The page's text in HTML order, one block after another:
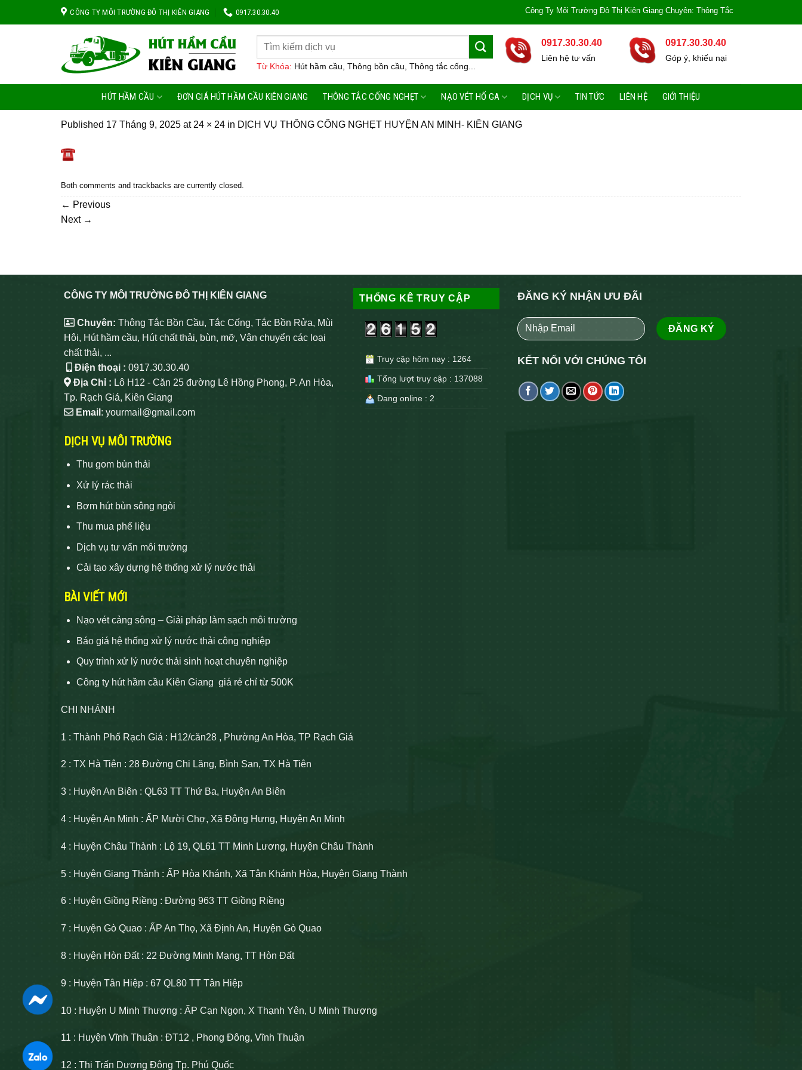
CÔNG TY MÔI TRƯỜNG ĐÔ THỊ KIÊN GIANG 0917.30.30.40 Công Ty Môi Trường Đô Thị Kiên Giang Chuyên: Thông Tắc Bồn Cầu, Tắc Cống,
Từ Khóa: Hút hầm cầu, Thông bồn cầu, Thông tắc cống...
0917.30.30.40
Liên hệ tư vấn
0917.30.30.40
Góp ý, khiếu nại
HÚT HẦM CẦU ĐƠN GIÁ HÚT HẦM CẦU KIÊN GIANG THÔNG TẮC CỐNG NGHẸT NẠO VÉT HỐ GA DỊCH VỤ TIN TỨC LIÊN HỆ GIỚI THIỆU
Published 17 Tháng 9, 2025 at 24 × 24 in DỊCH VỤ THÔNG CỐNG NGHẸT HUYỆN AN MINH- KIÊN GIANG
Both comments and trackbacks are currently closed.
← Previous
Next →
CÔNG TY MÔI TRƯỜNG ĐÔ THỊ KIÊN GIANG
Chuyên: Thông Tắc Bồn Cầu, Tắc Cống, Tắc Bồn Rửa, Mùi
Hôi, Hút hầm cầu, Hút chất thải, bùn, mỡ, Vận chuyển các loại
chất thải, ...
Điện thoại : 0917.30.30.40
Địa Chỉ : Lô H12 - Căn 25 đường Lê Hồng Phong, P. An Hòa,
Tp. Rạch Giá, Kiên Giang
Email : yourmail@gmail.com
DỊCH VỤ MÔI TRƯỜNG
Thu gom bùn thải
Xử lý rác thải
Bơm hút bùn sông ngòi
Thu mua phế liệu
Dịch vụ tư vấn môi trường
Cải tạo xây dựng hệ thống xử lý nước thải
BÀI VIẾT MỚI
Nạo vét cảng sông – Giải pháp làm sạch môi trường
Báo giá hệ thống xử lý nước thải công nghiệp
Quy trình xử lý nước thải sinh hoạt chuyên nghiệp
Công ty hút hầm cầu Kiên Giang giá rẻ chỉ từ 500K
THỐNG KÊ TRUY CẬP
Truy cập hôm nay : 1264
Tổng lượt truy cập : 137088
Đang online : 2
ĐĂNG KÝ NHẬN ƯU ĐÃI
KẾT NỐI VỚI CHÚNG TÔI
CHI NHÁNH
1 : Thành Phố Rạch Giá : H12/căn28 , Phường An Hòa, TP Rạch Giá
2 : TX Hà Tiên : 28 Đường Chi Lăng, Bình San, TX Hà Tiên
3 : Huyện An Biên : QL63 TT Thứ Ba, Huyện An Biên
4 : Huyện An Minh : ẤP Mười Chợ, Xã Đông Hưng, Huyện An Minh
4 : Huyện Châu Thành : Lộ 19, QL61 TT Minh Lương, Huyện Châu Thành
5 : Huyện Giang Thành : ẤP Hòa Khánh, Xã Tân Khánh Hòa, Huyện Giang Thành
6 : Huyện Giồng Riềng : Đường 963 TT Giồng Riềng
7 : Huyện Gò Quao : ẤP An Thọ, Xã Định An, Huyện Gò Quao
8 : Huyện Hòn Đất : 22 Đường Minh Mạng, TT Hòn Đất
9 : Huyện Tân Hiệp : 67 QL80 TT Tân Hiệp
10 : Huyện U Minh Thượng : ẤP Cạn Ngọn, X Thạnh Yên, U Minh Thượng
11 : Huyện Vĩnh Thuận : ĐT12 , Phong Đông, Vĩnh Thuận
12 : Thị Trấn Dương Đông Tp. Phú Quốc